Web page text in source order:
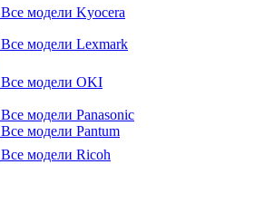
Все модели Kyocera
Все модели Lexmark
Все модели OKI
Все модели Panasonic
Все модели Pantum
Все модели Ricoh